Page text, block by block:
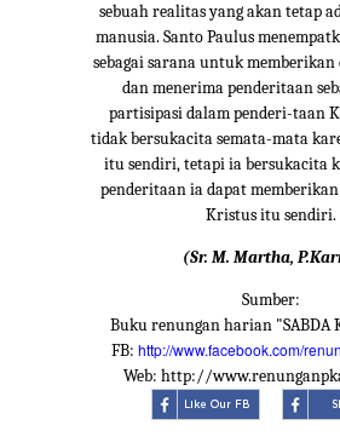
sebuah realitas yang akan tetap
manusia. Santo Paulus
sebagai sarana untuk memberikan
dan menerima penderitaan
partisipasi dalam penderi-taan
tidak bersukacita semata-mata
itu sendiri, tetapi ia bersukacita
penderitaan ia dapat
Kristus itu sendiri.
(Sr. M. Martha,
Sumber:
Buku renungan harian "SABDA
FB: http://www.facebook.com/
Web: http://